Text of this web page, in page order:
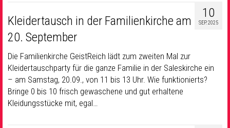
10
SEP. 2025
Kleidertausch in der Familienkirche am
20. September
Die Familienkirche GeistReich lädt zum zweiten Mal zur
Kleidertauschparty für die ganze Familie in der Saleskirche ein
– am Samstag, 20.09., von 11 bis 13 Uhr. Wie funktionierts?
Bringe 0 bis 10 frisch gewaschene und gut erhaltene
Kleidungsstücke mit, egal…